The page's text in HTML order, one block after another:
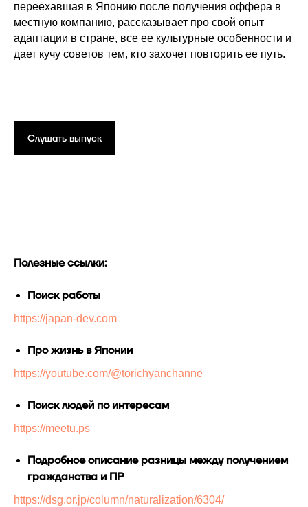
переехавшая в Японию после получения оффера в
местную компанию, рассказывает про свой опыт
адаптации в стране, все ее культурные особенности и
дает кучу советов тем, кто захочет повторить ее путь.
Слушать выпуск
Полезные ссылки:
Поиск работы
https://japan-dev.com
Про жизнь в Японии
https://youtube.com/@torichyanchanne
Поиск людей по интересам
https://meetu.ps
Подробное описание разницы между получением
гражданства и ПР
https://dsg.or.jp/column/naturalization/6304/